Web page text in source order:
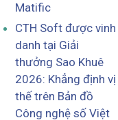
Matific
CTH Soft được vinh
danh tại Giải
thưởng Sao Khuê
2026: Khẳng định vị
thế trên Bản đồ
Công nghệ số Việt